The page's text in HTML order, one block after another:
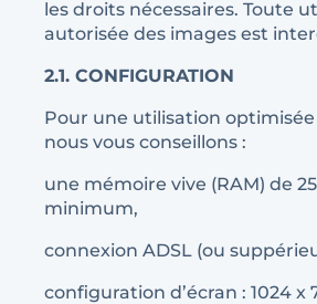
les droits nécessaires. Toute
autorisée des images est
2.1. CONFIGURATION
Pour une utilisation optimisée
nous vous conseillons :
une mémoire vive (RAM) de
minimum,
connexion ADSL (ou
configuration d’écran : 1024 x